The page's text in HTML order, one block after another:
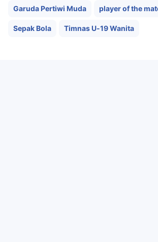
Garuda Pertiwi Muda player of the
Sepak Bola Timnas U-19 Wanita